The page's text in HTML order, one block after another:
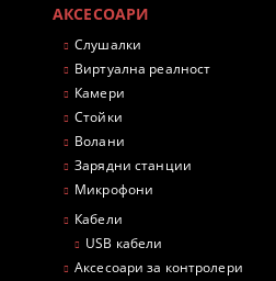
АКСЕСОАРИ
Слушалки
Виртуална реалност
Камери
Стойки
Волани
Зарядни станции
Микрофони
Кабели
USB кабели
Аксесоари за контролери